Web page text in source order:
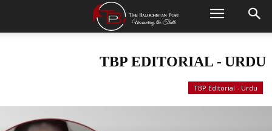
TBP EDITORIAL - URDU
TBP Editorial - Urdu